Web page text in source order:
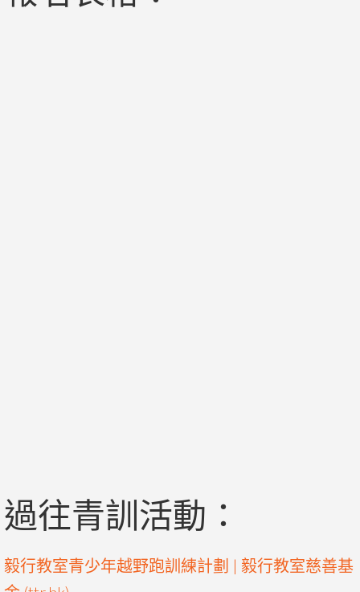
過往青訓活動：
毅行教室青少年越野跑訓練計劃 | 毅行教室慈善基